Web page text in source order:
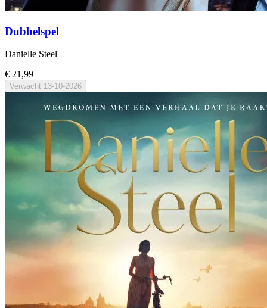
Dubbelspel
Danielle Steel
€ 21,99
Verwacht 13-10-2026